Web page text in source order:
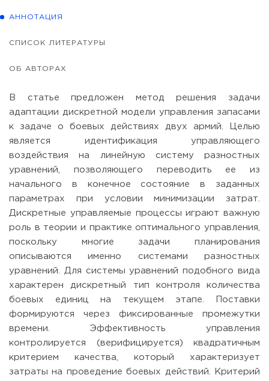
АННОТАЦИЯ
СПИСОК ЛИТЕРАТУРЫ
ОБ АВТОРАХ
В статье предложен метод решения задачи
адаптации дискретной модели управления запасами
к задаче о боевых действиях двух армий. Целью
является идентификация управляющего
воздействия на линейную систему разностных
уравнений, позволяющего переводить ее из
начального в конечное состояние в заданных
параметрах при условии минимизации затрат.
Дискретные управляемые процессы играют важную
роль в теории и практике оптимального управления,
поскольку многие задачи планирования
описываются именно системами разностных
уравнений. Для системы уравнений подобного вида
характерен дискретный тип контроля количества
боевых единиц на текущем этапе. Поставки
формируются через фиксированные промежутки
времени. Эффективность управления
контролируется (верифицируется) квадратичным
критерием качества, который характеризует
затраты на проведение боевых действий. Критерий